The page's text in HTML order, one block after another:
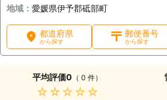
地域： 愛媛県伊予郡砥部町
都道府県
から探す
郵便番号
から探す
平均評価0 （ 0 件）
★★★★★